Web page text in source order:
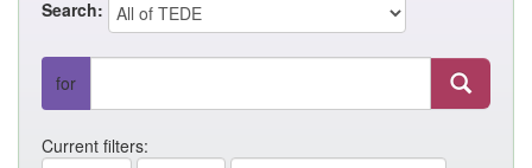
Search:
for
Current filters: